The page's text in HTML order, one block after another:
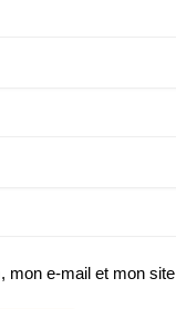
mon e-mail et mon